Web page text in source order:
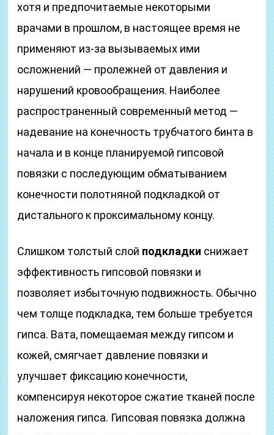
хотя и предпочитаемые некоторыми
врачами в прошлом, в настоящее время не
применяют из-за вызываемых ими
осложнений — пролежней от давления и
нарушений кровообращения. Наиболее
распространенный современный метод —
надевание на конечность трубчатого бинта в
начала и в конце планируемой гипсовой
повязки с последующим обматыванием
конечности полотняной подкладкой от
дистального к проксимальному концу.
Слишком толстый слой подкладки снижает
эффективность гипсовой повязки и
позволяет избыточную подвижность. Обычно
чем толще подкладка, тем больше требуется
гипса. Вата, помещаемая между гипсом и
кожей, смягчает давление повязки и
улучшает фиксацию конечности,
компенсируя некоторое сжатие тканей после
наложения гипса. Гипсовая повязка должна